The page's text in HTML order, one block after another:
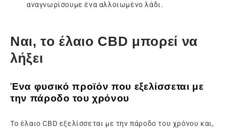
αναγνωρίσουμε ένα αλλοιωμένο λάδι.
Ναι, το έλαιο CBD μπορεί να
λήξει
Ένα φυσικό προϊόν που εξελίσσεται με
την πάροδο του χρόνου
Το έλαιο CBD εξελίσσεται με την πάροδο του χρόνου και,